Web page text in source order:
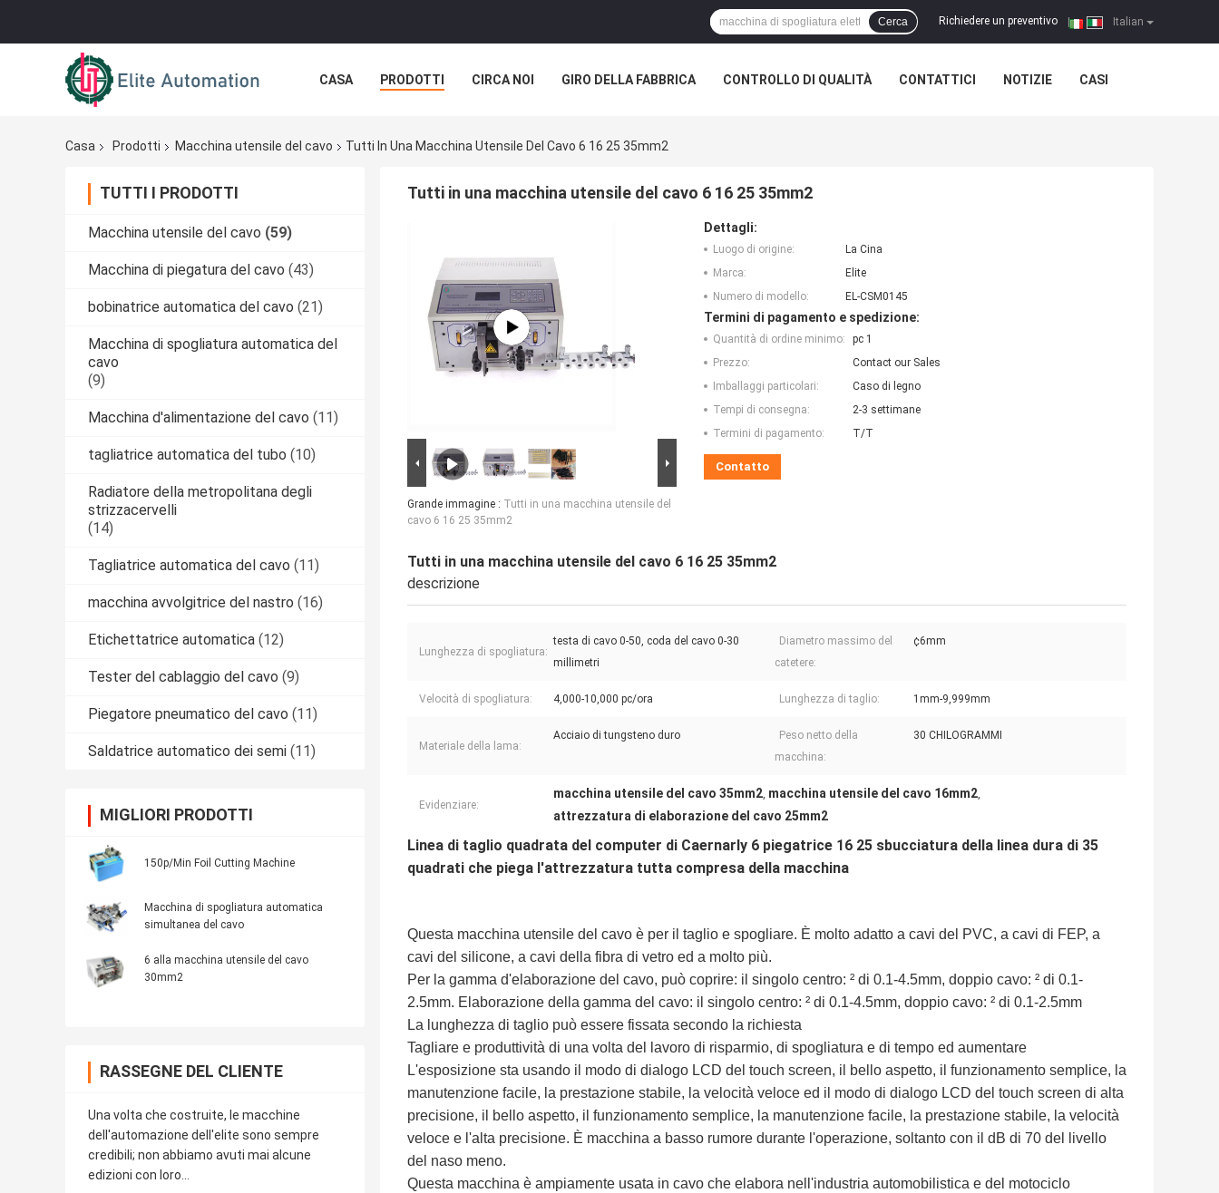
Italian
Richiedere un preventivo |
Cerca
CASA PRODOTTI CIRCA NOI GIRO DELLA FABBRICA CONTROLLO DI QUALITÀ CONTATTICI NOTIZIE CASI
Casa Prodotti Macchina utensile del cavo Tutti In Una Macchina Utensile Del Cavo 6 16 25 35mm2
TUTTI I PRODOTTI
Macchina utensile del cavo (59)
Macchina di piegatura del cavo (43)
bobinatrice automatica del cavo (21)
Macchina di spogliatura automatica del
cavo
(9)
Macchina d'alimentazione del cavo (11)
tagliatrice automatica del tubo (10)
Radiatore della metropolitana degli
strizzacervelli
(14)
Tagliatrice automatica del cavo (11)
macchina avvolgitrice del nastro (16)
Etichettatrice automatica (12)
Tester del cablaggio del cavo (9)
Piegatore pneumatico del cavo (11)
Saldatrice automatico dei semi (11)
MIGLIORI PRODOTTI
150p/Min Foil Cutting Machine
Macchina di spogliatura automatica
simultanea del cavo
6 alla macchina utensile del cavo
30mm2
RASSEGNE DEL CLIENTE
Una volta che costruite, le macchine
dell'automazione dell'elite sono sempre
credibili; non abbiamo avuti mai alcune
edizioni con loro…
Tutti in una macchina utensile del cavo 6 16 25 35mm2
Grande immagine : Tutti in una macchina utensile del
cavo 6 16 25 35mm2
Dettagli:
Luogo di origine:
La Cina
Marca:
Elite
Numero di modello:
EL-CSM0145
Termini di pagamento e spedizione:
Quantità di ordine minimo:
pc 1
Prezzo:
Contact our Sales
Imballaggi particolari:
Caso di legno
Tempi di consegna:
2-3 settimane
Termini di pagamento:
T/T
Contatto
Tutti in una macchina utensile del cavo 6 16 25 35mm2
descrizione
Lunghezza di spogliatura:
testa di cavo 0-50, coda del cavo 0-30
millimetri
Diametro massimo del
catetere:
¢6mm
Velocità di spogliatura: 4,000-10,000 pc/ora Lunghezza di taglio: 1mm-9,999mm
Materiale della lama:
Acciaio di tungsteno duro
Peso netto della
macchina:
30 CHILOGRAMMI
Evidenziare:
macchina utensile del cavo 35mm2, macchina utensile del cavo 16mm2,
attrezzatura di elaborazione del cavo 25mm2
Linea di taglio quadrata del computer di Caernarly 6 piegatrice 16 25 sbucciatura della linea dura di 35
quadrati che piega l'attrezzatura tutta compresa della macchina
Questa macchina utensile del cavo è per il taglio e spogliare. È molto adatto a cavi del PVC, a cavi di FEP, a
cavi del silicone, a cavi della fibra di vetro ed a molto più.
Per la gamma d'elaborazione del cavo, può coprire: il singolo centro: ² di 0.1-4.5mm, doppio cavo: ² di 0.1-
2.5mm. Elaborazione della gamma del cavo: il singolo centro: ² di 0.1-4.5mm, doppio cavo: ² di 0.1-2.5mm
La lunghezza di taglio può essere fissata secondo la richiesta
Tagliare e produttività di una volta del lavoro di risparmio, di spogliatura e di tempo ed aumentare
L'esposizione sta usando il modo di dialogo LCD del touch screen, il bello aspetto, il funzionamento semplice, la
manutenzione facile, la prestazione stabile, la velocità veloce ed il modo di dialogo LCD del touch screen di alta
precisione, il bello aspetto, il funzionamento semplice, la manutenzione facile, la prestazione stabile, la velocità
veloce e l'alta precisione. È macchina a basso rumore durante l'operazione, soltanto con il dB di 70 del livello
del naso meno.
Questa macchina è ampiamente usata in cavo che elabora nell'industria automobilistica e del motociclo